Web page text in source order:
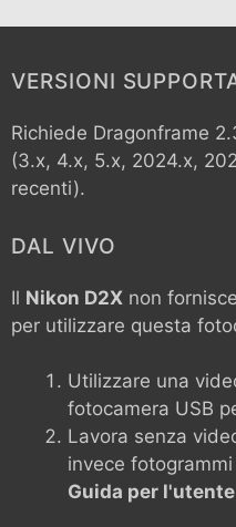
VERSIONI
Richiede Dragonframe
(3.x, 4.x, 5.x, 2024.x,
recenti).
DAL VIVO
Il Nikon D2X non
per utilizzare questa
Utilizzare una
fotocamera USB
Lavora senza
invece
Guida per l'utente